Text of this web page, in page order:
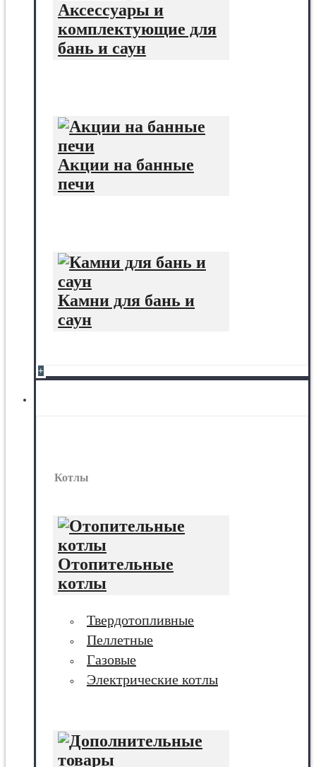
Аксессуары и
комплектующие для
бань и саун
Акции на банные
печи
Камни для бань и
саун
+
Котлы
Отопительные
котлы
Твердотопливные
Пеллетные
Газовые
Электрические котлы